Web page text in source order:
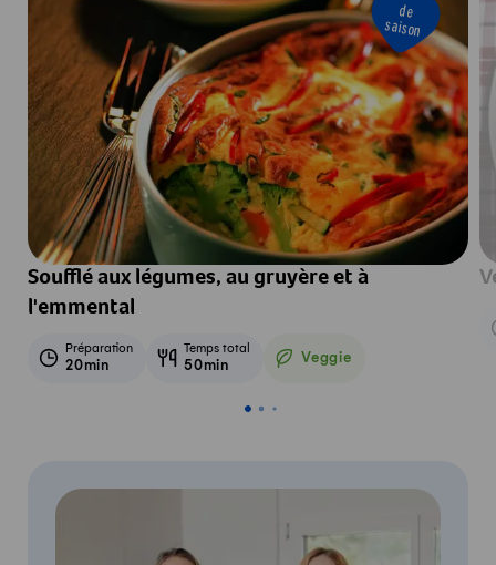
de
saison
Soufflé aux légumes, au gruyère et à
l'emmental
Préparation
20min
Temps total
50min Veggie
Veggie